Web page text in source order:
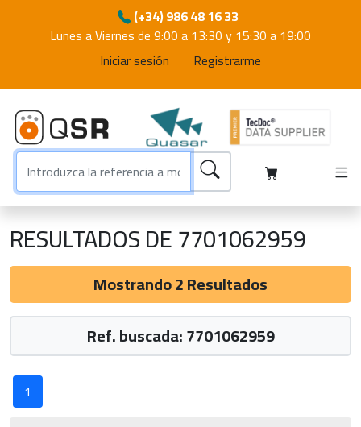
(+34) 986 48 16 33
Lunes a Viernes de 9:00 a 13:30 y 15:30 a 19:00
Iniciar sesión
Registrarme
RESULTADOS DE 7701062959
Mostrando 2 Resultados
Ref. buscada: 7701062959
1